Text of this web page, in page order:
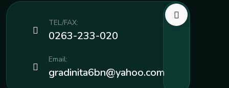
TEL/FAX:
0263-233-020
Email:
gradinita6bn@yahoo.com